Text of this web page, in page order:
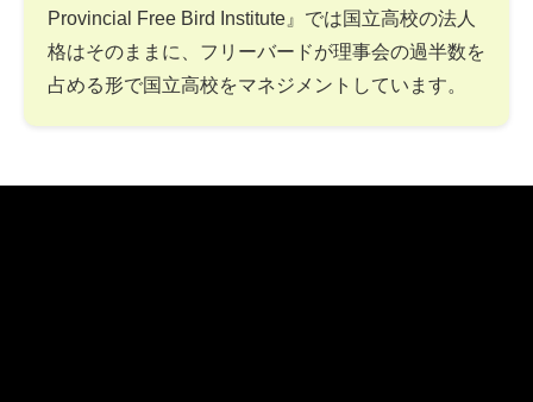
Provincial Free Bird Institute』では国立高校の法人
格はそのままに、フリーバードが理事会の過半数を
占める形で国立高校をマネジメントしています。